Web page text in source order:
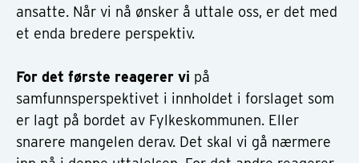
ansatte. Når vi nå ønsker å uttale oss, er det med
et enda bredere perspektiv.
For det første reagerer vi på
samfunnsperspektivet i innholdet i forslaget som
er lagt på bordet av Fylkeskommunen. Eller
snarere mangelen derav. Det skal vi gå nærmere